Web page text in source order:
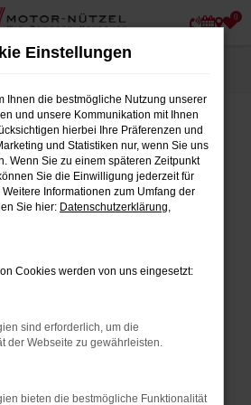
0
ERROR
Fehler aufgetreten.
Tipps, die dir helfen können:
Firewall und deine
bestimmter Seiten
Einstellungen
Ihnen die bestmögliche Nutzung unserer
und unsere Kommunikation mit Ihnen
hierbei Ihre Präferenzen und
und Statistiken nur, wenn Sie uns
Wenn Sie zu einem späteren Zeitpunkt
Sie die Einwilligung jederzeit für
Informationen zum Umfang der
Sie hier: Datenschutzerklärung,
Cookies werden von uns eingesetzt:
sind erforderlich, um die
der Webseite zu gewährleisten.
bieten die bestmögliche Funktionalität